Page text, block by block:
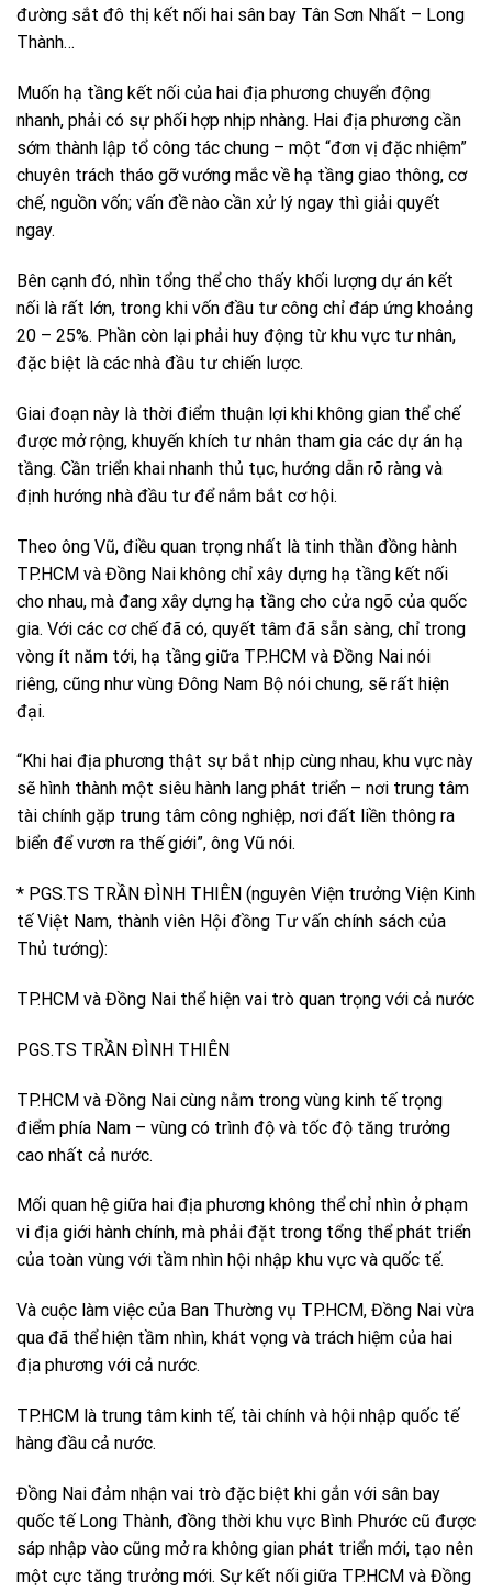
đường sắt đô thị kết nối hai sân bay Tân Sơn Nhất – Long
Thành…
Muốn hạ tầng kết nối của hai địa phương chuyển động
nhanh, phải có sự phối hợp nhịp nhàng. Hai địa phương cần
sớm thành lập tổ công tác chung – một “đơn vị đặc nhiệm”
chuyên trách tháo gỡ vướng mắc về hạ tầng giao thông, cơ
chế, nguồn vốn; vấn đề nào cần xử lý ngay thì giải quyết
ngay.
Bên cạnh đó, nhìn tổng thể cho thấy khối lượng dự án kết
nối là rất lớn, trong khi vốn đầu tư công chỉ đáp ứng khoảng
20 – 25%. Phần còn lại phải huy động từ khu vực tư nhân,
đặc biệt là các nhà đầu tư chiến lược.
Giai đoạn này là thời điểm thuận lợi khi không gian thể chế
được mở rộng, khuyến khích tư nhân tham gia các dự án hạ
tầng. Cần triển khai nhanh thủ tục, hướng dẫn rõ ràng và
định hướng nhà đầu tư để nắm bắt cơ hội.
Theo ông Vũ, điều quan trọng nhất là tinh thần đồng hành
TP.HCM và Đồng Nai không chỉ xây dựng hạ tầng kết nối
cho nhau, mà đang xây dựng hạ tầng cho cửa ngõ của quốc
gia. Với các cơ chế đã có, quyết tâm đã sẵn sàng, chỉ trong
vòng ít năm tới, hạ tầng giữa TP.HCM và Đồng Nai nói
riêng, cũng như vùng Đông Nam Bộ nói chung, sẽ rất hiện
đại.
“Khi hai địa phương thật sự bắt nhịp cùng nhau, khu vực này
sẽ hình thành một siêu hành lang phát triển – nơi trung tâm
tài chính gặp trung tâm công nghiệp, nơi đất liền thông ra
biển để vươn ra thế giới”, ông Vũ nói.
* PGS.TS TRẦN ĐÌNH THIÊN (nguyên Viện trưởng Viện Kinh
tế Việt Nam, thành viên Hội đồng Tư vấn chính sách của
Thủ tướng):
TP.HCM và Đồng Nai thể hiện vai trò quan trọng với cả nước
PGS.TS TRẦN ĐÌNH THIÊN
TP.HCM và Đồng Nai cùng nằm trong vùng kinh tế trọng
điểm phía Nam – vùng có trình độ và tốc độ tăng trưởng
cao nhất cả nước.
Mối quan hệ giữa hai địa phương không thể chỉ nhìn ở phạm
vi địa giới hành chính, mà phải đặt trong tổng thể phát triển
của toàn vùng với tầm nhìn hội nhập khu vực và quốc tế.
Và cuộc làm việc của Ban Thường vụ TP.HCM, Đồng Nai vừa
qua đã thể hiện tầm nhìn, khát vọng và trách hiệm của hai
địa phương với cả nước.
TP.HCM là trung tâm kinh tế, tài chính và hội nhập quốc tế
hàng đầu cả nước.
Đồng Nai đảm nhận vai trò đặc biệt khi gắn với sân bay
quốc tế Long Thành, đồng thời khu vực Bình Phước cũ được
sáp nhập vào cũng mở ra không gian phát triển mới, tạo nên
một cực tăng trưởng mới. Sự kết nối giữa TP.HCM và Đồng